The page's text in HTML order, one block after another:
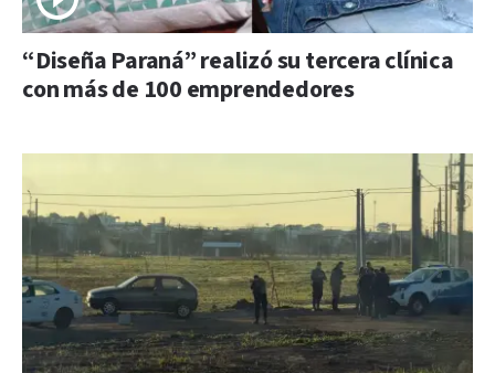
“Diseña Paraná” realizó su tercera clínica
con más de 100 emprendedores